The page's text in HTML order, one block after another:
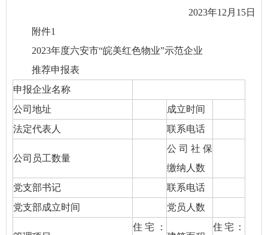
2023年12月15日
附件1
2023年度六安市“皖美红色物业”示范企业
推荐申报表
申报企业名称
公司地址
成立时间
法定代表人
联系电话
公司员工数量
公司社保
缴纳人数
党支部书记
联系电话
党支部成立时间
党员人数
住宅：
住宅：